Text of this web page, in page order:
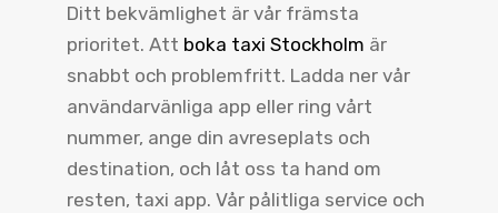
Ditt bekvämlighet är vår främsta
prioritet. Att boka taxi Stockholm är
snabbt och problemfritt. Ladda ner vår
användarvänliga app eller ring vårt
nummer, ange din avreseplats och
destination, och låt oss ta hand om
resten, taxi app. Vår pålitliga service och